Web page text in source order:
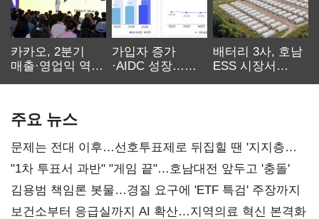
카카오, 2분기
매출·영업익 역대
가입자 증가
·AIDC 성장…
배터리 3사, 호남
ESS 시장서
주요 뉴스
문제는 전대 이후…선호투표제로 뒤집힐 땐 '지지층
불복'
"1차 투표서 과반" "게임 끝"…호남대전 앞두고 '충돌'
김용범 책임론 봇물…경질 요구에 'ETF 특검' 주장까지
보건소부터 응급실까지 AI 확산…지역의료 혁신 본격화